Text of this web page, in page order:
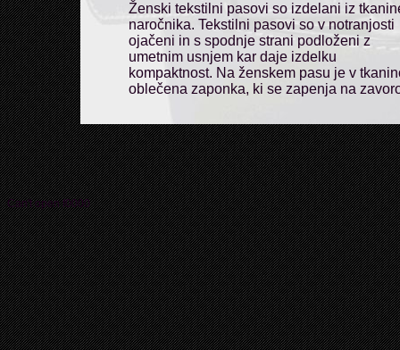
Ženski tekstilni pasovi so izdelani iz
naročnika. Tekstilni pasovi so v notranjosti
ojačeni in s spodnje strani podloženi z
umetnim usnjem kar daje izdelku
kompaktnost. Na ženskem pasu je v
oblečena zaponka, ki se zapenja na
Can't open f0000